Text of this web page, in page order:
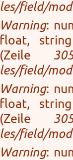
les/field/
Warning:
float,
(Zeile
les/field/
Warning:
float,
(Zeile
les/field/
Warning: